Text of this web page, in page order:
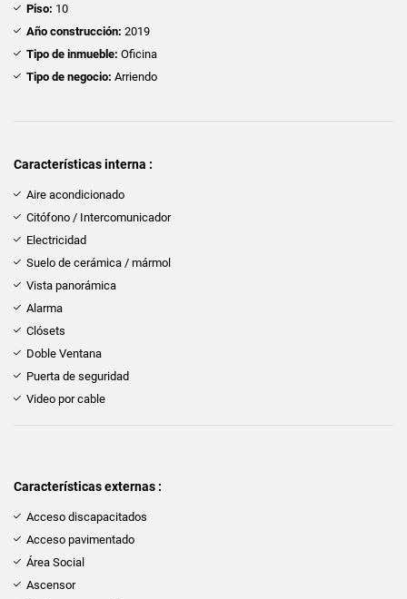
Piso: 10
Año construcción: 2019
Tipo de inmueble: Oficina
Tipo de negocio: Arriendo
Características interna :
Aire acondicionado
Citófono / Intercomunicador
Electricidad
Suelo de cerámica / mármol
Vista panorámica
Alarma
Clósets
Doble Ventana
Puerta de seguridad
Video por cable
Características externas :
Acceso discapacitados
Acceso pavimentado
Área Social
Ascensor